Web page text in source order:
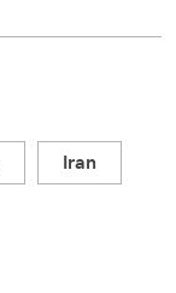
Iran